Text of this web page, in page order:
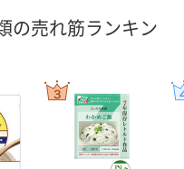
の売れ筋ランキン